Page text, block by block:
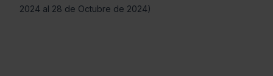
2024 al 28 de Octubre de 2024)